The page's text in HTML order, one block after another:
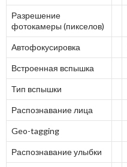
Разрешение
фотокамеры (пикселов)
Автофокусировка
Встроенная вспышка
Тип вспышки
Распознавание лица
Geo-tagging
Распознавание улыбки